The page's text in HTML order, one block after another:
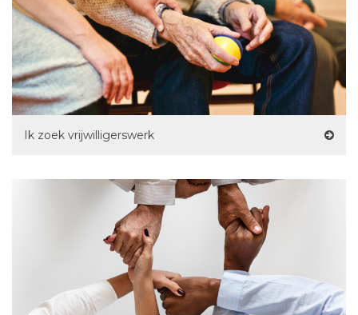
Ik zoek vrijwilligerswerk